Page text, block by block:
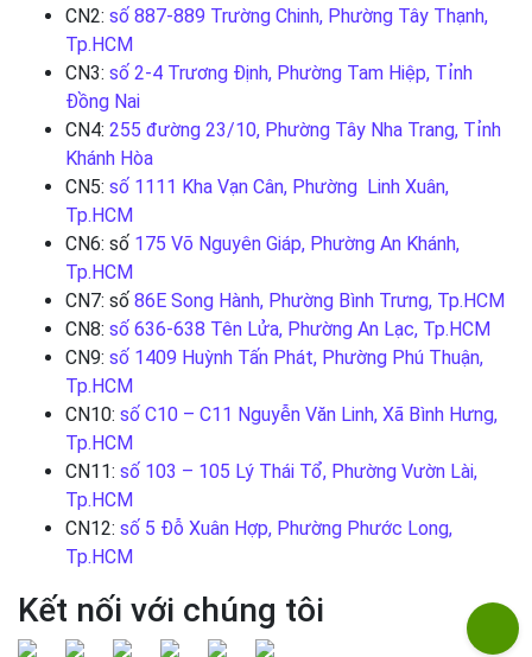
CN2: số 887-889 Trường Chinh, Phường Tây Thạnh,
Tp.HCM
CN3: số 2-4 Trương Định, Phường Tam Hiệp, Tỉnh
Đồng Nai
CN4: 255 đường 23/10, Phường Tây Nha Trang, Tỉnh
Khánh Hòa
CN5: số 1111 Kha Vạn Cân, Phường Linh Xuân,
Tp.HCM
CN6: số 175 Võ Nguyên Giáp, Phường An Khánh,
Tp.HCM
CN7: số 86E Song Hành, Phường Bình Trưng, Tp.HCM
CN8: số 636-638 Tên Lửa, Phường An Lạc, Tp.HCM
CN9: số 1409 Huỳnh Tấn Phát, Phường Phú Thuận,
Tp.HCM
CN10: số C10 – C11 Nguyễn Văn Linh, Xã Bình Hưng,
Tp.HCM
CN11: số 103 – 105 Lý Thái Tổ, Phường Vườn Lài,
Tp.HCM
CN12: số 5 Đỗ Xuân Hợp, Phường Phước Long,
Tp.HCM
Kết nối với chúng tôi